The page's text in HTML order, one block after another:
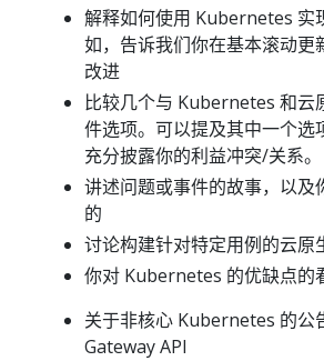
解释如何使用 Kubernetes 实
如，告诉我们你在基本滚动更
改进
比较几个与 Kubernetes 和云
件选项。可以提及其中一个选
充分披露你的利益冲突/关系。
讲述问题或事件的故事，以及
的
讨论构建针对特定用例的云原
你对 Kubernetes 的优缺点的
关于非核心 Kubernetes 的公
Gateway API